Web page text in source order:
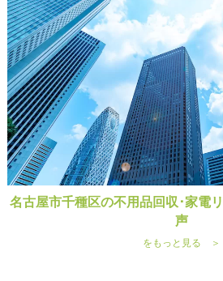
名古屋市千種区の不用品回収･家電
声
をもっと見る ＞